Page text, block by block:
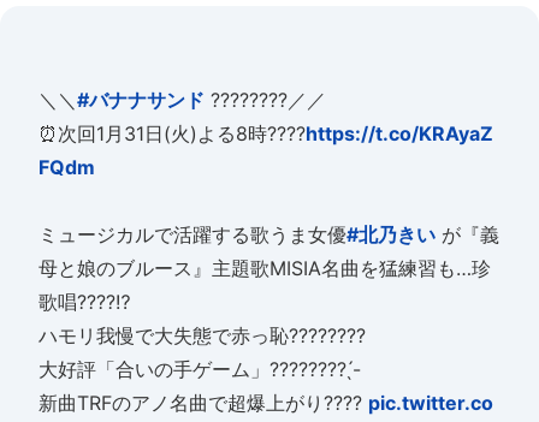
＼＼ #バナナサンド ????????／／
⏰次回1月31日(火)よる8時????https://t.co/KRAyaZ
FQdm
ミュージカルで活躍する歌うま女優#北乃きい が『義
母と娘のブルース』主題歌MISIA名曲を猛練習も…珍
歌唱????⁉︎
ハモリ我慢で大失態で赤っ恥????????
大好評「合いの手ゲーム」???????? ̖́-
新曲TRFのアノ名曲で超爆上がり???? pic.twitter.co